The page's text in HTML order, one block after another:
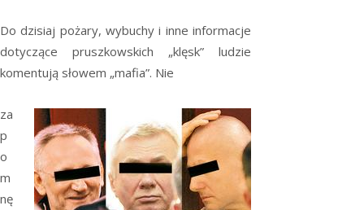
Do dzisiaj pożary, wybuchy i inne informacje
dotyczące pruszkowskich „klęsk” ludzie
komentują słowem „mafia”. Nie
za
p
o
m
nę